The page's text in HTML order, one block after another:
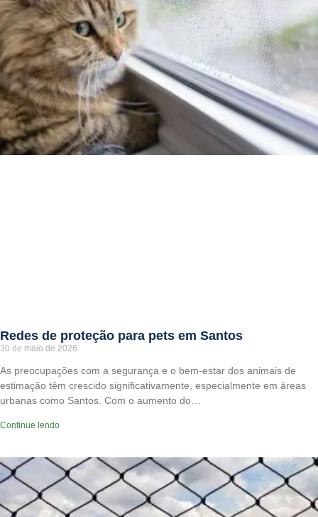
Redes de proteção para pets em Santos
30 de maio de 2026
As preocupações com a segurança e o bem-estar dos animais de
estimação têm crescido significativamente, especialmente em áreas
urbanas como Santos. Com o aumento do…
Continue lendo